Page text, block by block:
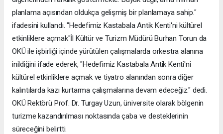
planlama açısından oldukça gelişmiş bir planlamaya sahip."
ifadesini kullandı. "Hedefimiz Kastabala Antik Kenti'ni kültürel
etkinliklere açmak"İl Kültür ve Turizm Müdürü Burhan Torun da
OKÜ ile işbirliği içinde yürütülen çalışmalarda orkestra alanına
inildiğini ifade ederek, "Hedefimiz Kastabala Antik Kenti'ni
kültürel etkinliklere açmak ve tiyatro alanından sonra diğer
kalıntılarda kazı kurtarma çalışmalarına devam edeceğiz." dedi.
OKÜ Rektörü Prof. Dr. Turgay Uzun, üniversite olarak bölgenin
turizme kazandırılması noktasında çaba ve desteklerinin
süreceğini belirtti.